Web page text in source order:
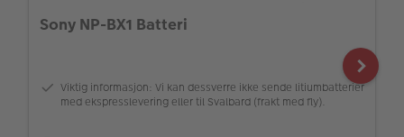
Sony NP-BX1 Batteri
Viktig informasjon: Vi kan dessverre ikke sende litiumbatterier
med ekspresslevering eller til Svalbard (frakt med fly).